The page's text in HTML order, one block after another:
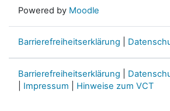
Powered by Moodle
Barrierefreiheitserklärung
Barrierefreiheitserklärung
Impressum Hinweise zum VCT